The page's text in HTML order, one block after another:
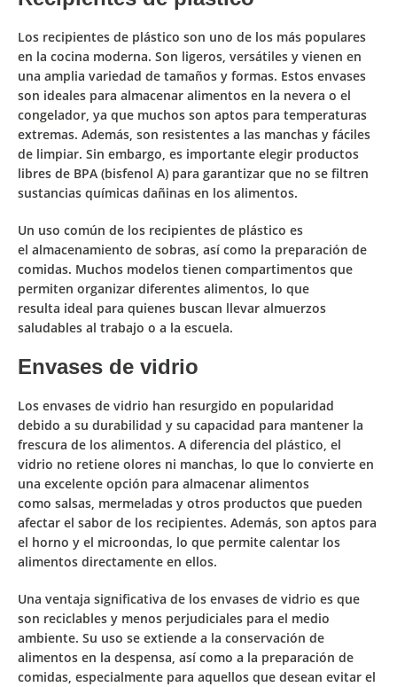
Los recipientes de plástico son uno de los más populares
en la cocina moderna. Son ligeros, versátiles y vienen en
una amplia variedad de tamaños y formas. Estos envases
son ideales para almacenar alimentos en la nevera o el
congelador, ya que muchos son aptos para temperaturas
extremas. Además, son resistentes a las manchas y fáciles
de limpiar. Sin embargo, es importante elegir productos
libres de BPA (bisfenol A) para garantizar que no se filtren
sustancias químicas dañinas en los alimentos.
Un uso común de los recipientes de plástico es
el almacenamiento de sobras, así como la preparación de
comidas. Muchos modelos tienen compartimentos que
permiten organizar diferentes alimentos, lo que
resulta ideal para quienes buscan llevar almuerzos
saludables al trabajo o a la escuela.
Envases de vidrio
Los envases de vidrio han resurgido en popularidad
debido a su durabilidad y su capacidad para mantener la
frescura de los alimentos. A diferencia del plástico, el
vidrio no retiene olores ni manchas, lo que lo convierte en
una excelente opción para almacenar alimentos
como salsas, mermeladas y otros productos que pueden
afectar el sabor de los recipientes. Además, son aptos para
el horno y el microondas, lo que permite calentar los
alimentos directamente en ellos.
Una ventaja significativa de los envases de vidrio es que
son reciclables y menos perjudiciales para el medio
ambiente. Su uso se extiende a la conservación de
alimentos en la despensa, así como a la preparación de
comidas, especialmente para aquellos que desean evitar el